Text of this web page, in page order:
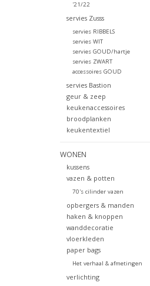
'21/22
servies Zusss
servies RIBBELS
servies WIT
servies GOUD/hartje
servies ZWART
accessoires GOUD
servies Bastion
geur & zeep
keukenaccessoires
broodplanken
keukentextiel
WONEN
kussens
vazen & potten
70's cilinder vazen
opbergers & manden
haken & knoppen
wanddecoratie
vloerkleden
paper bags
Het verhaal & afmetingen
verlichting